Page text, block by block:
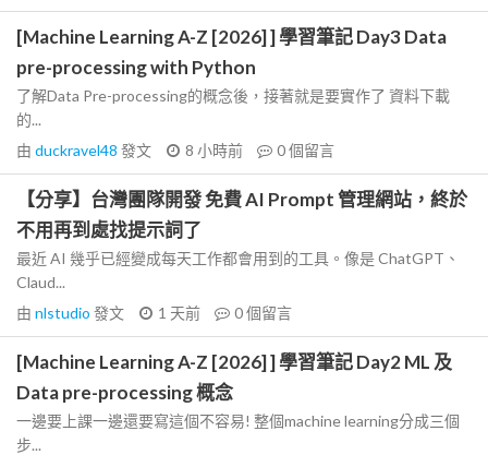
[Machine Learning A-Z [2026] ] 學習筆記 Day3 Data
pre-processing with Python
了解Data Pre-processing的概念後，接著就是要實作了 資料下載
的...
由 duckravel48 發文 8 小時前 0個留言
【分享】台灣團隊開發 免費 AI Prompt 管理網站，終於
不用再到處找提示詞了
最近 AI 幾乎已經變成每天工作都會用到的工具。像是 ChatGPT、
Claud...
由 nlstudio 發文 1 天前 0個留言
[Machine Learning A-Z [2026] ] 學習筆記 Day2 ML 及
Data pre-processing 概念
一邊要上課一邊還要寫這個不容易! 整個machine learning分成三個
步...